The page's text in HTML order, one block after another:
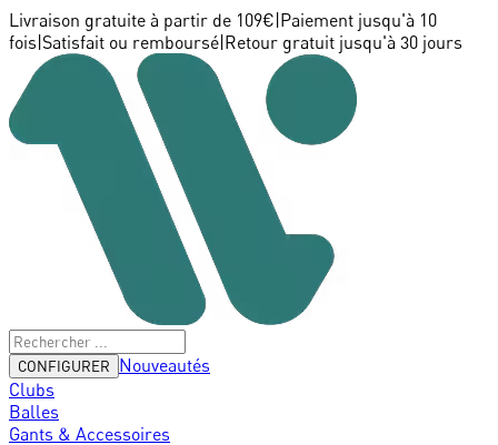
Livraison gratuite à partir de 109€ Paiement jusqu'à 10
fois Satisfait ou remboursé Retour gratuit jusqu'à 30 jours
CONFIGURER
Nouveautés
Clubs
Balles
Gants & Accessoires